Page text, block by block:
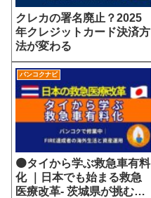
クレカの署名廃止？2025
年クレジットカード決済方
法が変わる
バンコクナビ
🟠タイから学ぶ救急車有料
化 ｜日本でも始まる救急
医療改革- 茨城県が挑む